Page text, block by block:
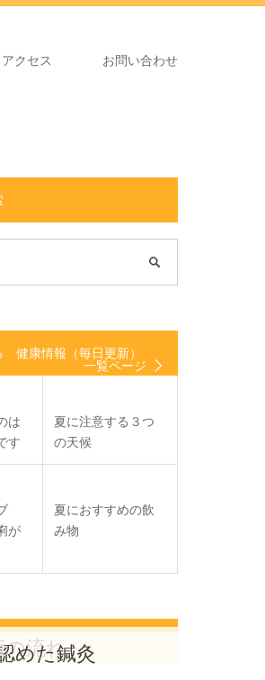
アクセス お問い合わせ
健康情報（毎日更新）
一覧ページ
は
す
夏に注意する３つ
の天候
が
夏におすすめの飲
み物
の流れ
めた鍼灸